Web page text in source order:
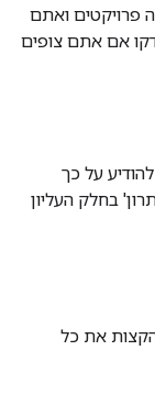
פרויקטים ואתם
אם אתם צופים
על כך
בחלק העליון